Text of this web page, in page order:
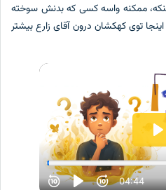
واسه کسی که بدنش سوخته
توی کهکشان درون آقای زارع بیشتر